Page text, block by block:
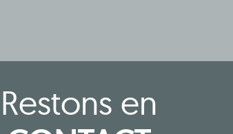
Restons en